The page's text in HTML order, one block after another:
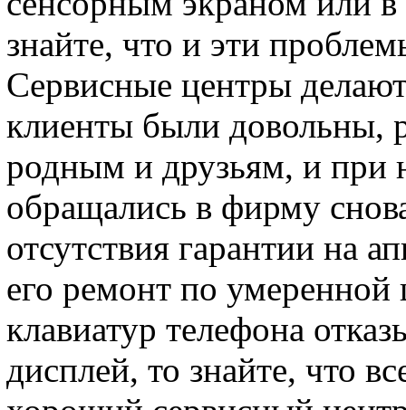
знайте, что и эти
Сервисные центры
клиенты были довольны,
родным и друзьям, и при
обращались в фирму
отсутствия гарантии на
его ремонт по умеренной
клавиатур телефона
дисплей, то знайте, что